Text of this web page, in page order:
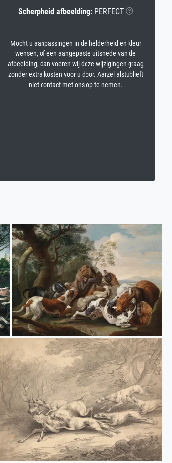
Scherpheid afbeelding:PERFECT
Mocht u aanpassingen in de helderheid en kleur
wensen, of een aangepaste uitsnede van de
afbeelding, dan voeren wij deze wijzigingen graag
zonder extra kosten voor u door. Aarzel alstublieft
niet contact met ons op te nemen.